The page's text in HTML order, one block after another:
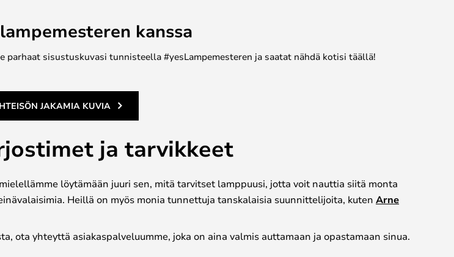
kanssa
sisustuskuvasi tunnisteella #yesLampemesteren ja saatat nähdä kotisi täällä!
JAKAMIA KUVIA
ja tarvikkeet
löytämään juuri sen, mitä tarvitset lamppuusi, jotta voit nauttia siitä monta
Heillä on myös monia tunnettuja tanskalaisia suunnittelijoita, kuten Arne
ota yhteyttä asiakaspalveluumme, joka on aina valmis auttamaan ja opastamaan sinua.